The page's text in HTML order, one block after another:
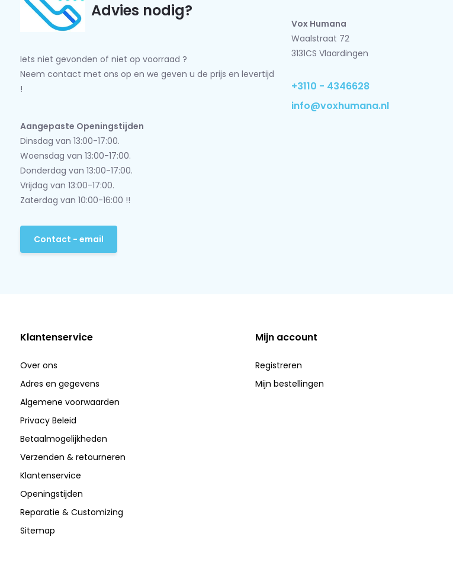
Advies nodig?
Iets niet gevonden of niet op voorraad ?
Neem contact met ons op en we geven u de prijs en levertijd
!
Aangepaste Openingstijden
Dinsdag van 13:00-17:00.
Woensdag van 13:00-17:00.
Donderdag van 13:00-17:00.
Vrijdag van 13:00-17:00.
Zaterdag van 10:00-16:00 !!
Contact - email
Vox Humana
Waalstraat 72
3131CS Vlaardingen
+3110 - 4346628
info@voxhumana.nl
Klantenservice
Over ons
Adres en gegevens
Algemene voorwaarden
Privacy Beleid
Betaalmogelijkheden
Verzenden & retourneren
Klantenservice
Openingstijden
Reparatie & Customizing
Sitemap
Mijn account
Registreren
Mijn bestellingen